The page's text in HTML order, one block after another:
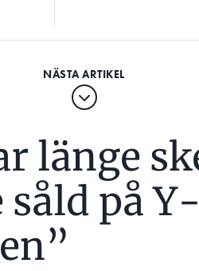
länge
på Y-